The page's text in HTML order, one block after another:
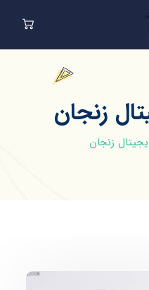
زنجان
زنجان